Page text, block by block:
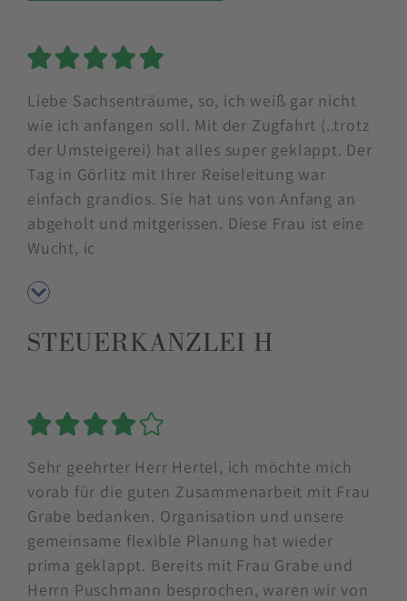
Liebe Sachsenträume, so, ich weiß gar nicht
wie ich anfangen soll. Mit der Zugfahrt (..trotz
der Umsteigerei) hat alles super geklappt. Der
Tag in Görlitz mit Ihrer Reiseleitung war
einfach grandios. Sie hat uns von Anfang an
abgeholt und mitgerissen. Diese Frau ist eine
Wucht, ic
STEUERKANZLEI H
Sehr geehrter Herr Hertel, ich möchte mich
vorab für die guten Zusammenarbeit mit Frau
Grabe bedanken. Organisation und unsere
gemeinsame flexible Planung hat wieder
prima geklappt. Bereits mit Frau Grabe und
Herrn Puschmann besprochen, waren wir von